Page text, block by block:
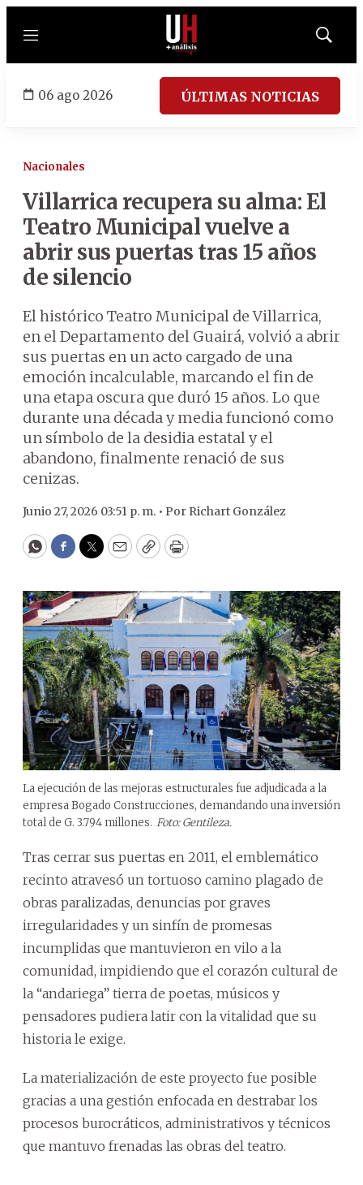
Menú
Mostrar
06 ago 2026 ÚLTIMAS NOTICIAS
Nacionales
Villarrica recupera su alma: El
Teatro Municipal vuelve a
abrir sus puertas tras 15 años
de silencio
El histórico Teatro Municipal de Villarrica,
en el Departamento del Guairá, volvió a abrir
sus puertas en un acto cargado de una
emoción incalculable, marcando el fin de
una etapa oscura que duró 15 años. Lo que
durante una década y media funcionó como
un símbolo de la desidia estatal y el
abandono, finalmente renació de sus
cenizas.
Junio 27, 2026 03:51 p. m. • Por Richart González
WhatsApp
Facebook
Twitter
EmailCopyPrint
La ejecución de las mejoras estructurales fue adjudicada a la
empresa Bogado Construcciones, demandando una inversión
total de G. 3.794 millones. Foto: Gentileza.
Tras cerrar sus puertas en 2011, el emblemático
recinto atravesó un tortuoso camino plagado de
obras paralizadas, denuncias por graves
irregularidades y un sinfín de promesas
incumplidas que mantuvieron en vilo a la
comunidad, impidiendo que el corazón cultural de
la “andariega” tierra de poetas, músicos y
pensadores pudiera latir con la vitalidad que su
historia le exige.
La materialización de este proyecto fue posible
gracias a una gestión enfocada en destrabar los
procesos burocráticos, administrativos y técnicos
que mantuvo frenadas las obras del teatro.